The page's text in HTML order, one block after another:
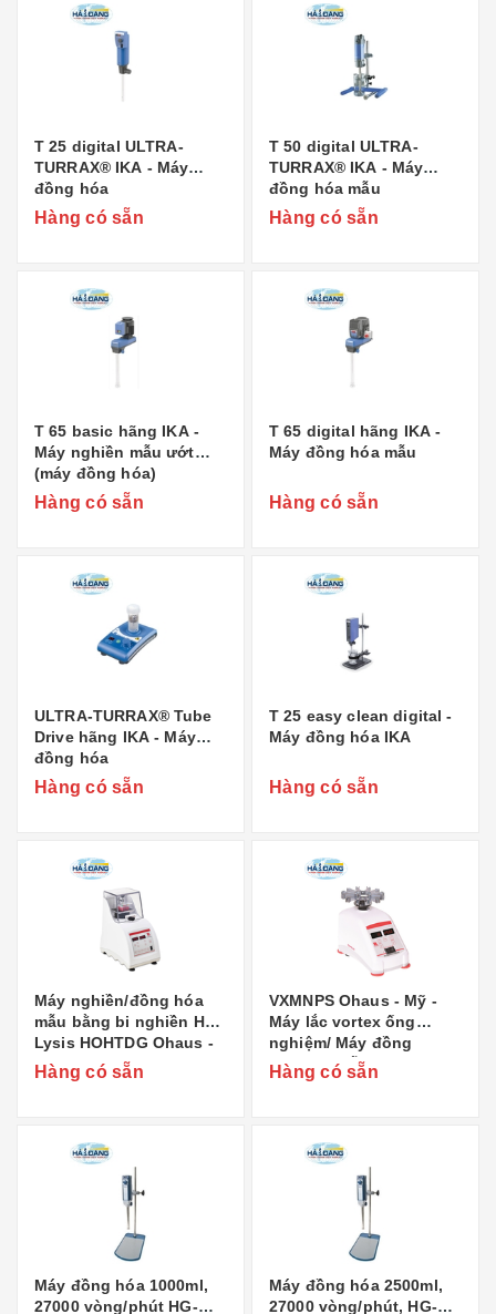
T 25 digital ULTRA-
TURRAX® IKA - Máy
đồng hóa
Hàng có sẵn
T 50 digital ULTRA-
TURRAX® IKA - Máy
đồng hóa mẫu
Hàng có sẵn
T 65 basic hãng IKA -
Máy nghiền mẫu ướt
(máy đồng hóa)
Hàng có sẵn
T 65 digital hãng IKA -
Máy đồng hóa mẫu
Hàng có sẵn
ULTRA-TURRAX® Tube
Drive hãng IKA - Máy
đồng hóa
Hàng có sẵn
T 25 easy clean digital -
Máy đồng hóa IKA
Hàng có sẵn
Máy nghiền/đồng hóa
mẫu bằng bi nghiền HT
Lysis HOHTDG Ohaus -
Mỹ
Hàng có sẵn
VXMNPS Ohaus - Mỹ -
Máy lắc vortex ống
nghiệm/ Máy đồng
hóa/phá mẫu
Hàng có sẵn
Máy đồng hóa 1000ml,
27000 vòng/phút HG-
Máy đồng hóa 2500ml,
27000 vòng/phút, HG-